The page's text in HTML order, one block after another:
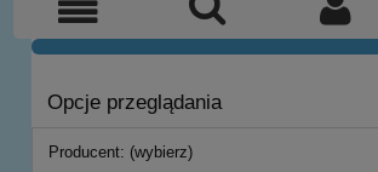
Opcje przeglądania
Producent: (wybierz)